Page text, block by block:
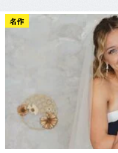
名作